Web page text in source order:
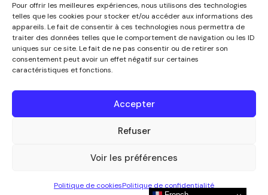
Pour offrir les meilleures expériences, nous utilisons des technologies
telles que les cookies pour stocker et/ou accéder aux informations des
appareils. Le fait de consentir à ces technologies nous permettra de
traiter des données telles que le comportement de navigation ou les ID
uniques sur ce site. Le fait de ne pas consentir ou de retirer son
consentement peut avoir un effet négatif sur certaines
caractéristiques et fonctions.
Accepter
Refuser
Voir les préférences
Politique de cookiesPolitique de confidentialité
AMILCAR TRAVEL CLUB
CLUB AMILCAR, Club d'affaires international
AGENCE MEDIANE
CONTACT
NOUS CONTACTER
+33 7 49 60 92 02
2026. Tous droits réservés.